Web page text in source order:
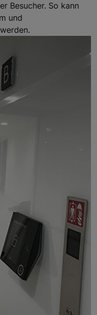
Besucher. So kann
und